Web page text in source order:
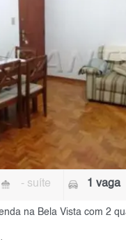
- suíte 1 vaga
na Bela Vista com 2